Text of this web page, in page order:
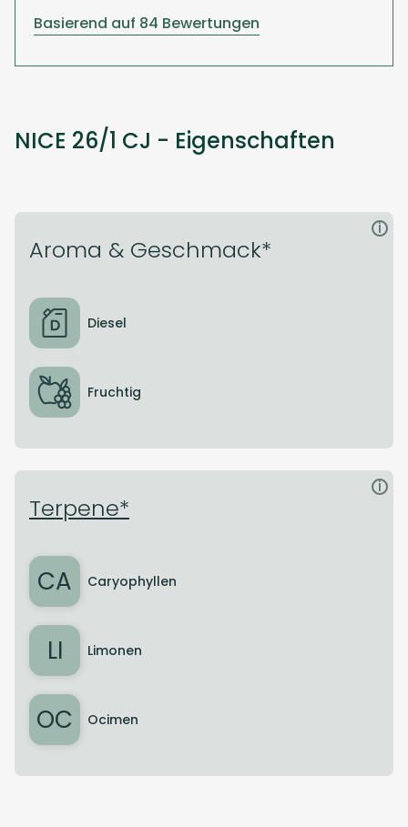
Basierend auf 84 Bewertungen
NICE 26/1 CJ - Eigenschaften
Aroma & Geschmack*
i
Diesel
Fruchtig
Terpene*
i
CA Caryophyllen
LI Limonen
OC Ocimen